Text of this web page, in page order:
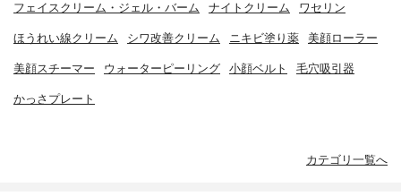
フェイスクリーム・ジェル・バーム ナイトクリーム ワセリン
ほうれい線クリーム シワ改善クリーム ニキビ塗り薬 美顔ローラー
美顔スチーマー ウォーターピーリング 小顔ベルト 毛穴吸引器
かっさプレート
カテゴリ一覧へ